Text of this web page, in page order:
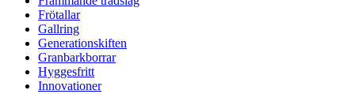
Frötallar
Gallring
Generationskiften
Granbarkborrar
Hyggesfritt
Innovationer